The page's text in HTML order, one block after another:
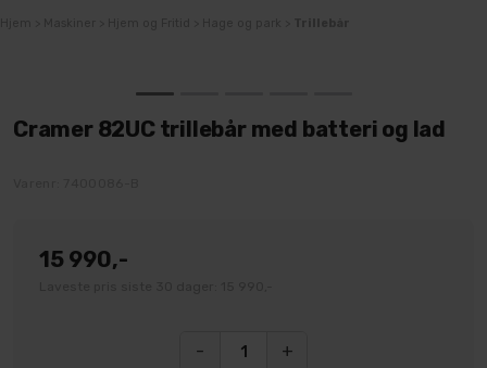
Cramer 82UC trillebår med batteri og lad
15 990,-
- +